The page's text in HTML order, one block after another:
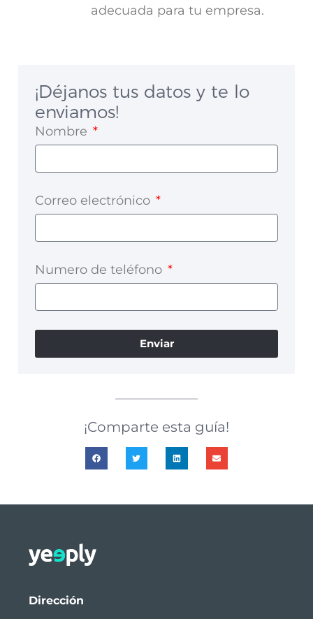
adecuada para tu empresa.
¡Déjanos tus datos y te lo
enviamos!
Nombre
Correo electrónico
Numero de teléfono
Enviar
¡Comparte esta guía!
Dirección